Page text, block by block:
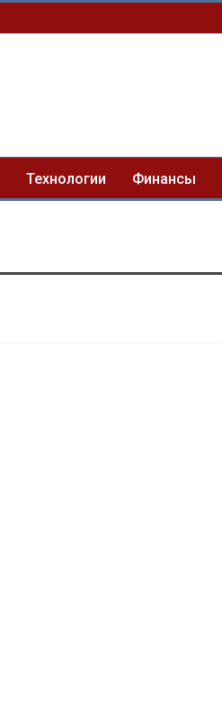
Технологии Финансы